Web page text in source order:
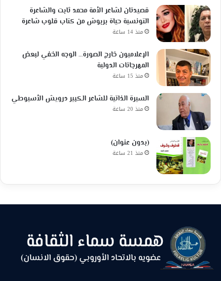
قصيدتان لشاعر الأمة محمد ثابت والشاعرة
التونسية حياة بربوش من كتاب قلوب شاعرة
منذ 14 ساعة
الإعلاميون خارج الصورة… الوجه الخفي لبعض
المهرجانات الدولية
منذ 15 ساعة
السيرة الذاتية للشاعر الكبير درويش الأسيوطي
منذ 20 ساعة
(بدون عنوان)
منذ 21 ساعة